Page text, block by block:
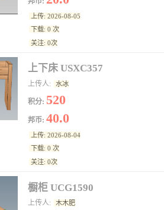
上传: 2026-08-05
下载: 0 次
关注: 0次
上下床 USXC357
上传人: 水冰
积分: 520
邦币:40.0
上传: 2026-08-04
下载: 0 次
关注: 0次
橱柜 UCG1590
上传人: 木木肥